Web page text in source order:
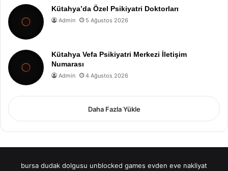
Kütahya’da Özel Psikiyatri Doktorları
Admin 5 Ağustos 2026
Kütahya Vefa Psikiyatri Merkezi İletişim
Numarası
Admin 4 Ağustos 2026
Daha Fazla Yükle
bursa dudak dolgusu unblocked games evden eve nakliyat